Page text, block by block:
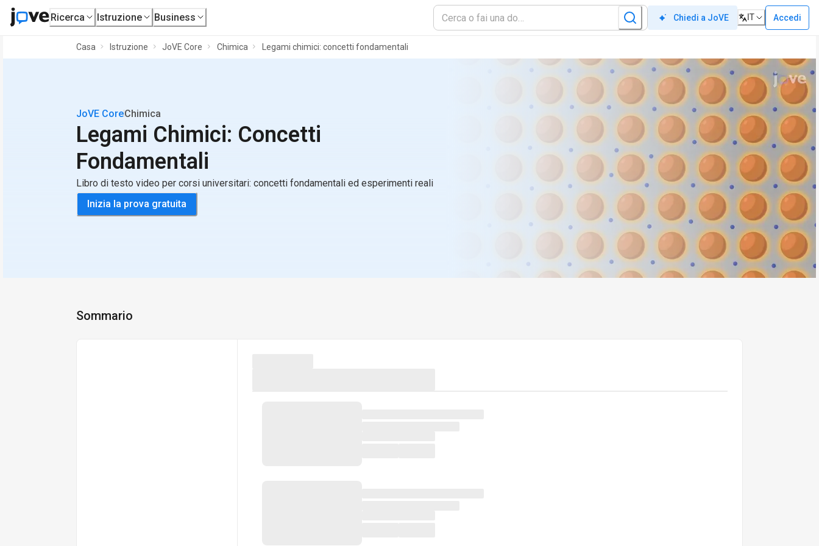
Ricerca Istruzione Business Chiedi a JoVE IT Accedi
Casa Istruzione JoVE Core Chimica Legami chimici: concetti fondamentali
JoVE CoreChimica
Legami Chimici: Concetti
Fondamentali
Libro di testo video per corsi universitari: concetti fondamentali ed esperimenti reali
Inizia la prova gratuita
Sommario